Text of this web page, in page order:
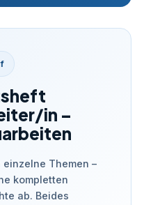
in –
Themen –
kompletten
ab. Beides